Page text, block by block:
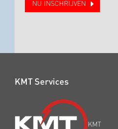
NU INSCHRIJVEN
KMT Services
KMT